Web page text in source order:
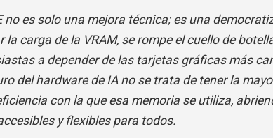
no es solo una mejora técnica; es una
carga de la VRAM, se rompe el cuello de
a depender de las tarjetas gráficas más
del hardware de IA no se trata de tener la
con la que esa memoria se utiliza,
y flexibles para todos.